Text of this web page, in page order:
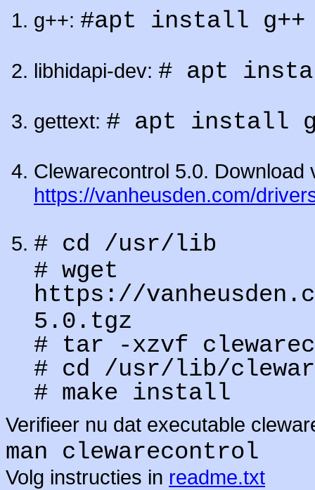
g++: #apt install g++
libhidapi-dev: # apt
gettext: # apt install
Clewarecontrol 5.0. Download
https://vanheusden.com/
# cd /usr/lib
# wget
https://
5.0.tgz
# tar -xzvf
# cd /usr/lib/
# make install
Verifieer nu dat executable
man clewarecontrol
Volg instructies in readme.txt